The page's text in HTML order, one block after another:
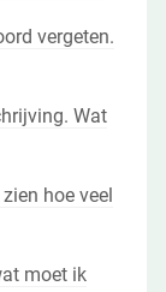
vergeten.
Wat
hoe veel
moet ik